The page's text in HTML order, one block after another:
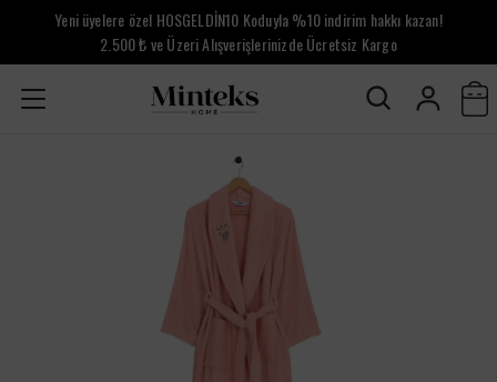
Yeni üyelere özel HOSGELDİN10 Koduyla %10 indirim hakkı kazan!
2.500 ₺ ve Üzeri Alışverişlerinizde Ücretsiz Kargo